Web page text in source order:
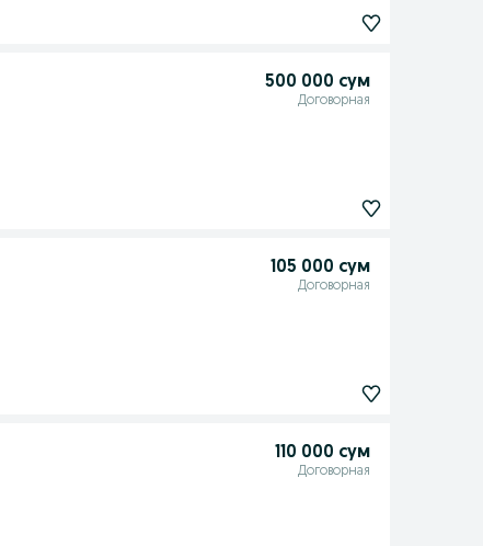
500 000 сум
Договорная
105 000 сум
Договорная
110 000 сум
Договорная